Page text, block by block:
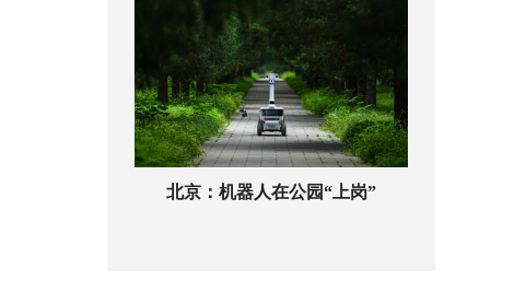
北京：机器人在公园“上岗”